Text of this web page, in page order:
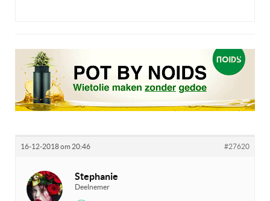
16-12-2018 om 20:46 #27620
Stephanie
Deelnemer